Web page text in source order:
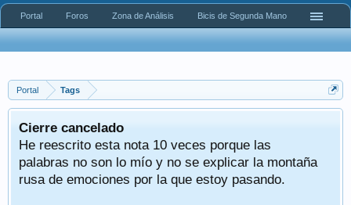
Portal Tags
Cierre cancelado
He reescrito esta nota 10 veces porque las
palabras no son lo mío y no se explicar la montaña
rusa de emociones por la que estoy pasando.
Portal Foros Zona de Análisis Bicis de Segunda Mano